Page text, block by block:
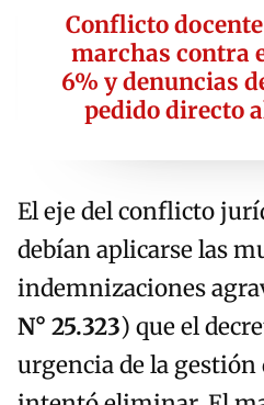
Conflicto
marchas contra
6% y denuncias
pedido directo
El eje del conflicto
debían aplicarse las
indemnizaciones
N° 25.323) que el
urgencia de la gestión